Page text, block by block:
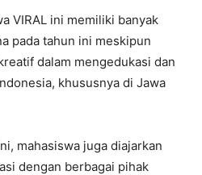
VIRAL ini memiliki banyak
pada tahun ini meskipun
dalam mengedukasi dan
khususnya di Jawa
mahasiswa juga diajarkan
dengan berbagai pihak